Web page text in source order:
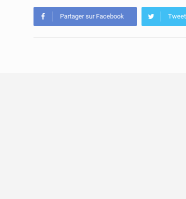
Partager sur Facebook